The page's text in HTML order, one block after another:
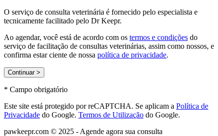
O serviço de consulta veterinária é fornecido pelo especialista e
tecnicamente facilitado pelo Dr Keepr.
Ao agendar, você está de acordo com os termos e condições do
serviço de facilitação de consultas veterinárias, assim como nossos, e
confirma estar ciente de nossa política de privacidade.
Continuar >
* Campo obrigatório
Este site está protegido por reCAPTCHA. Se aplicam a Política de
Privacidade do Google. Termos de Utilização do Google.
pawkeepr.com © 2025 - Agende agora sua consulta